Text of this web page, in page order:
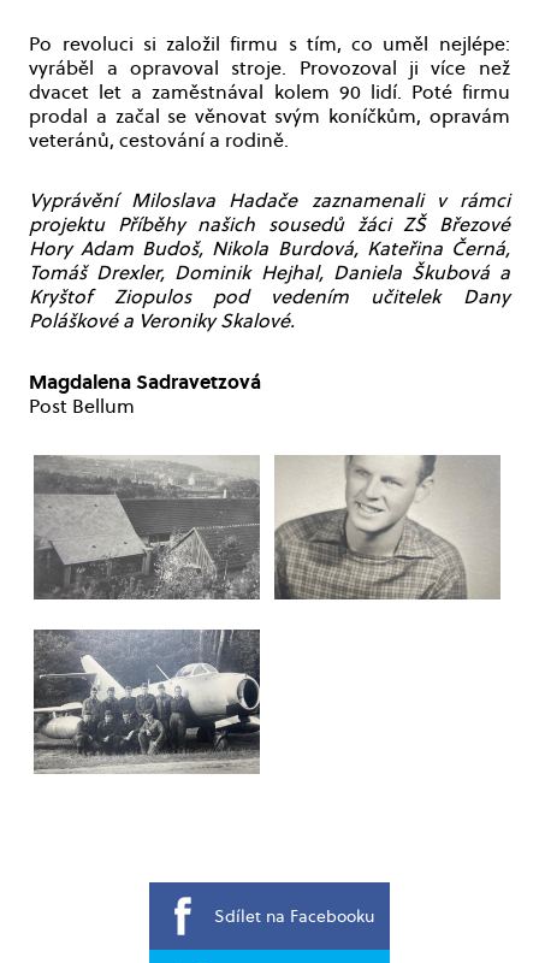
Po revoluci si založil firmu s tím, co uměl nejlépe:
vyráběl a opravoval stroje. Provozoval ji více než
dvacet let a zaměstnával kolem 90 lidí. Poté firmu
prodal a začal se věnovat svým koníčkům, opravám
veteránů, cestování a rodině.
Vyprávění Miloslava Hadače zaznamenali v rámci
projektu Příběhy našich sousedů žáci ZŠ Březové
Hory Adam Budoš, Nikola Burdová, Kateřina Černá,
Tomáš Drexler, Dominik Hejhal, Daniela Škubová a
Kryštof Ziopulos pod vedením učitelek Dany
Poláškové a Veroniky Skalové.
Magdalena Sadravetzová
Post Bellum
Sdílet na Facebooku